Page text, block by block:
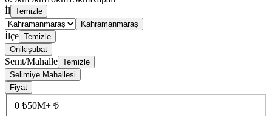
İl Temizle
Kahramanmaraş
İlçe Temizle
Onikişubat
Semt/Mahalle Temizle
Selimiye Mahallesi
Fiyat
0 ₺50M+ ₺